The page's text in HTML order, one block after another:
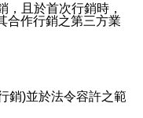
且於首次行銷時，
合作行銷之第三方業
銷)並於法令容許之範